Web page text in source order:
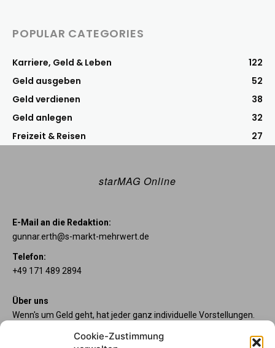
Cookie-Zustimmung
POPULAR CATEGORIES
Karriere, Geld & Leben
122
Geld ausgeben
52
Geld verdienen
38
Geld anlegen
32
Freizeit & Reisen
27
starMAG Online
E-Mail an die Redaktion:
gunnar.erth@s-markt-mehrwert.de
Telefon:
+49 171 489 2894
Über uns
Wenn's um Geld geht, hat jeder ganz individuelle Vorstellungen.
unsere starpac-Konten genau das Richtige für Sie. Die vier